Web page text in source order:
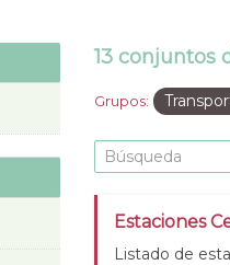
13 conjuntos
Grupos:
Estaciones
Listado de